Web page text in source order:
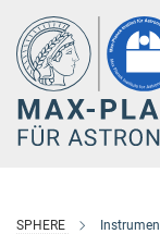
Hauptinhalt
SPHERE